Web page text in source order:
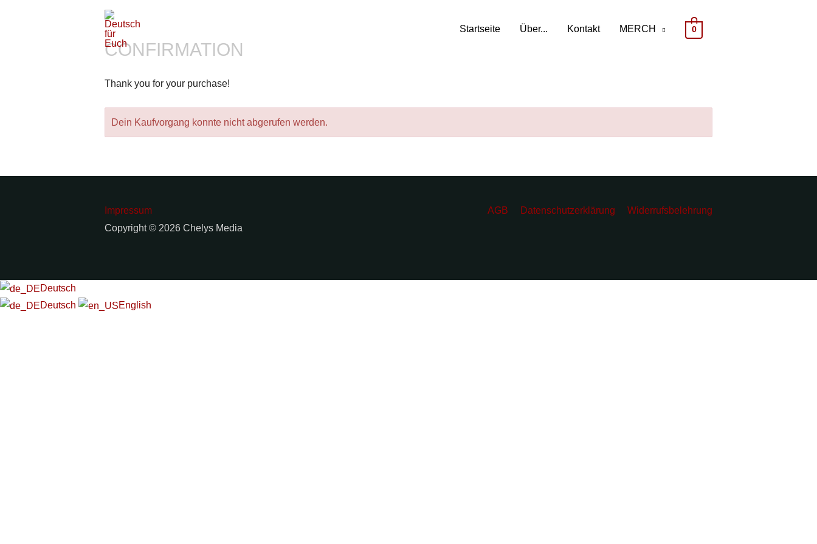
Startseite Über... Kontakt MERCH 0
CONFIRMATION
Thank you for your purchase!
Dein Kaufvorgang konnte nicht abgerufen werden.
Impressum
Copyright © 2026 Chelys Media
AGB Datenschutzerklärung Widerrufsbelehrung
Deutsch
Deutsch
English